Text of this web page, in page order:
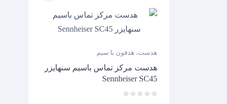
هدست، هدفون با سیم
هدست مرکز تماس باسیم سنهایزر
Sennheiser SC45